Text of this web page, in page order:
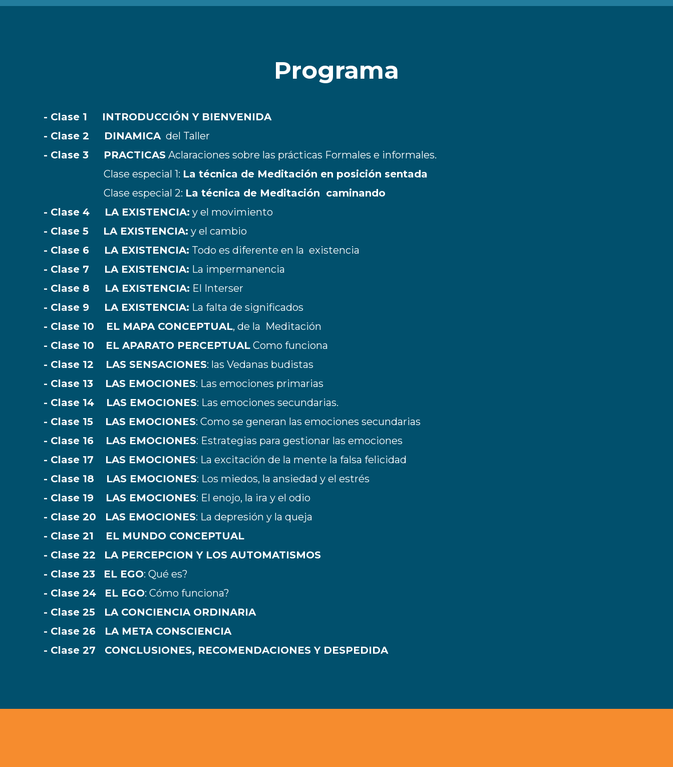
Programa
- Clase 1 INTRODUCCIÓN Y BIENVENIDA
- Clase 2 DINAMICAdel Taller
- Clase 3 PRACTICAS Aclaraciones sobre las prácticas Formales e informales.
Clase especial 1: La técnica de Meditación en posición sentada
Clase especial 2: La técnica de Meditación caminando
- Clase 4 LA EXISTENCIA: y el movimiento
- Clase 5
LA EXISTENCIA: y el cambio
- Clase 6 LA EXISTENCIA: Todo es diferente en la existencia
- Clase 7 LA EXISTENCIA: La impermanencia
- Clase 8 LA EXISTENCIA: El Interser
- Clase 9 LA EXISTENCIA: La falta de significados
- Clase 10 EL MAPA CONCEPTUAL, de la Meditación
- Clase 10
EL APARATO PERCEPTUAL Como funciona
- Clase 12 LAS SENSACIONES: las Vedanas budistas
- Clase 13 LAS EMOCIONES: Las emociones primarias
- Clase 14 LAS EMOCIONES: Las emociones secundarias.
- Clase 15 LAS EMOCIONES: Como se generan las emociones secundarias
- Clase 16 LAS EMOCIONES: Estrategias para gestionar las emociones
- Clase 17
LAS EMOCIONES: La excitación de la mente la falsa felicidad
- Clase 18 LAS EMOCIONES: Los miedos, la ansiedad y el estrés
- Clase 19 LAS EMOCIONES: El enojo, la ira y el odio
- Clase 20 LAS EMOCIONES: La depresión y la queja
- Clase 21 EL MUNDO CONCEPTUAL
- Clase 22
LA PERCEPCION Y LOS AUTOMATISMOS
- Clase 23
EL EGO: Qué es?
- Clase 24
EL EGO: Cómo funciona?
- Clase 25 LA CONCIENCIA ORDINARIA
- Clase 26 LA META CONSCIENCIA
- Clase 27 CONCLUSIONES, RECOMENDACIONES Y DESPEDIDA